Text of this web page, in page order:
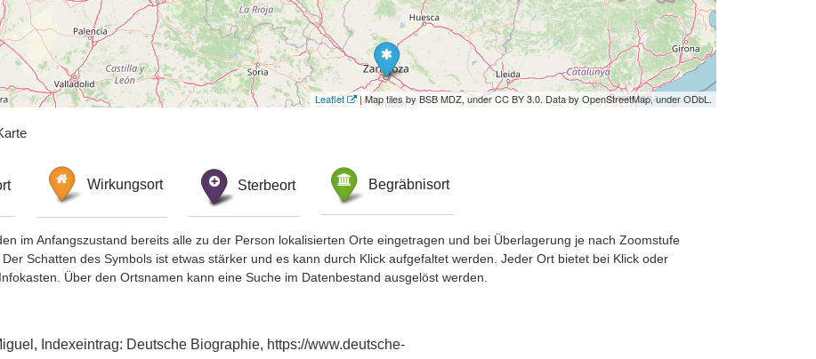
Leaflet | Map tiles by BSB MDZ, under CC BY 3.0. Data by OpenStreetMap, under ODbL.
Wirkungsort Sterbeort Begräbnisort
im Anfangszustand bereits alle zu der Person lokalisierten Orte eingetragen und bei Überlagerung je nach Zoomstufe
Schatten des Symbols ist etwas stärker und es kann durch Klick aufgefaltet werden. Jeder Ort bietet bei Klick oder
Über den Ortsnamen kann eine Suche im Datenbestand ausgelöst werden.
Indexeintrag: Deutsche Biographie, https://www.deutsche-